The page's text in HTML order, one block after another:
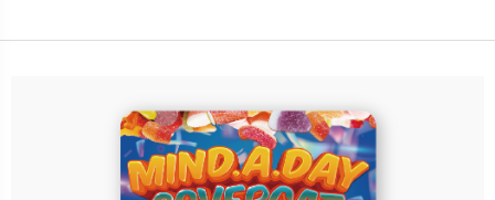
立即購買